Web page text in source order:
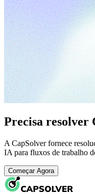
Precisa resolver
A CapSolver fornece
IA para fluxos de trabalho
Começar Agora